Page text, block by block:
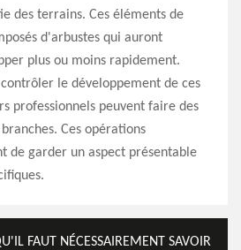
des terrains. Ces éléments de
d'arbustes qui auront
plus ou moins rapidement.
le développement de ces
professionnels peuvent faire des
Ces opérations
de garder un aspect présentable
FAUT NÉCESSAIREMENT SAVOIR